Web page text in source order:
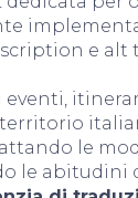
e
le
le abitudini